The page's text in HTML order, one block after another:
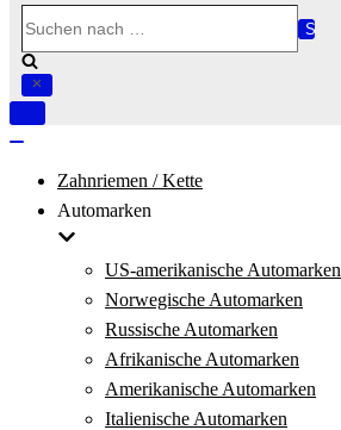
nach …
Navigation
Zahnriemen / Kette
Automarken
US-amerikanische Automarken
Norwegische Automarken
Russische Automarken
Afrikanische Automarken
Amerikanische Automarken
Italienische Automarken